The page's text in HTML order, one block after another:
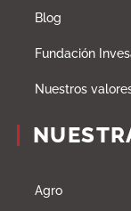
Blog
Fundación
Nuestros
Agro